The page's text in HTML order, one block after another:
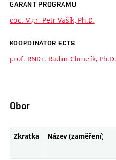
GARANT PROGRAMU
doc. Mgr. Petr Vašík, Ph.D.
KOORDINÁTOR ECTS
prof. RNDr. Radim Chmelík, Ph.D.
Obor
Zkratka Název (zaměření)